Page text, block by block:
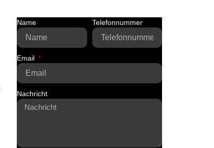
Name Telefonnummer
Email
Nachricht